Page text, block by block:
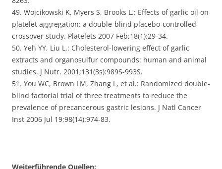
49. Wojcikowski K, Myers S, Brooks L.: Effects of garlic oil on
platelet aggregation: a double-blind placebo-controlled
crossover study. Platelets 2007 Feb;18(1):29-34.
50. Yeh YY, Liu L.: Cholesterol-lowering effect of garlic
extracts and organosulfur compounds: human and animal
studies. J Nutr. 2001;131(3s):989S-993S.
51. You WC, Brown LM, Zhang L, et al.: Randomized double-
blind factorial trial of three treatments to reduce the
prevalence of precancerous gastric lesions. J Natl Cancer
Inst 2006 Jul 19;98(14):974-83.
Weiterführende Quellen: